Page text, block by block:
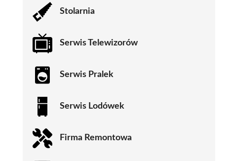
Stolarnia
Serwis Telewizorów
Serwis Pralek
Serwis Lodówek
Firma Remontowa